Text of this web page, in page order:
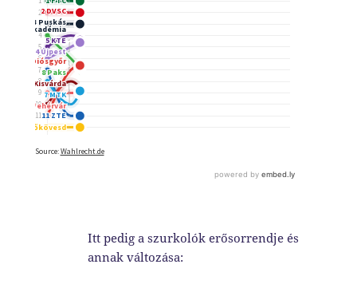
Itt pedig a szurkolók erősorrendje és
annak változása: